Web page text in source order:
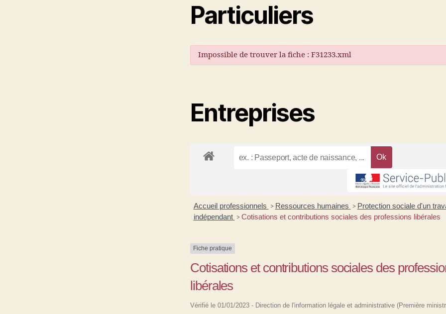
Particuliers
Impossible de trouver la fiche : F31233.xml
Entreprises
Accueil professionnels > Ressources humaines > Protection sociale d'un
indépendant > Cotisations et contributions sociales des professions libérales
Fiche pratique
Cotisations et contributions sociales des
libérales
Vérifié le 01/01/2023 - Direction de l'information légale et administrative (Première